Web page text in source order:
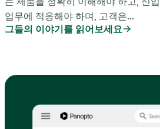
업무에 적응해야 하며, 고객은...
그들의 이야기를 읽어보세요